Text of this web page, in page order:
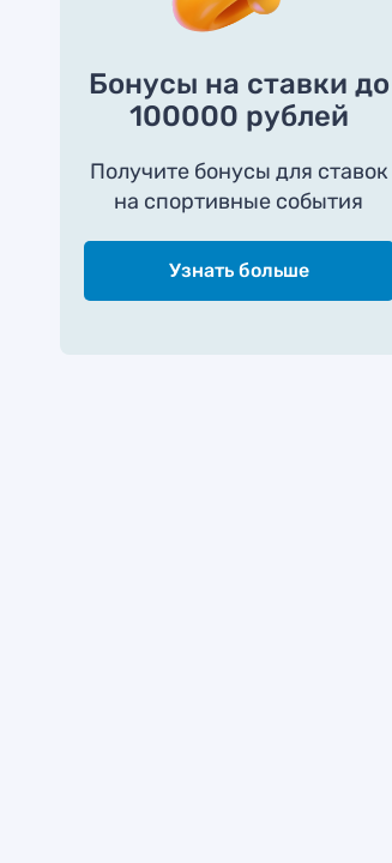
Бонусы на ставки до
100000 рублей
Получите бонусы для ставок
на спортивные события
Узнать больше